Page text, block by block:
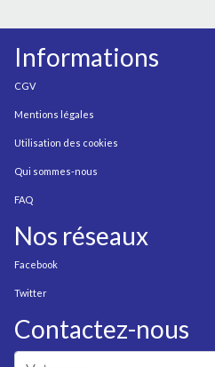
Informations
CGV
Mentions légales
Utilisation des cookies
Qui sommes-nous
FAQ
Nos réseaux
Facebook
Twitter
Contactez-nous